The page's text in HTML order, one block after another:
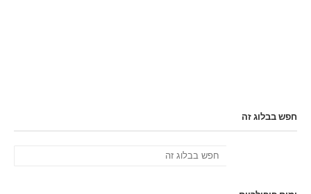
חפש בבלוג זה